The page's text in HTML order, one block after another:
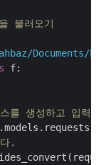
불러오기
Documents/
f:
를 생성하고 입력
.